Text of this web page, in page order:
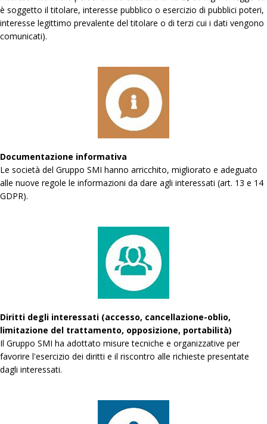
è soggetto il titolare, interesse pubblico o esercizio di pubblici poteri,
interesse legittimo prevalente del titolare o di terzi cui i dati vengono
comunicati).
Documentazione informativa
Le società del Gruppo SMI hanno arricchito, migliorato e adeguato
alle nuove regole le informazioni da dare agli interessati (art. 13 e 14
GDPR).
Diritti degli interessati (accesso, cancellazione-oblio,
limitazione del trattamento, opposizione, portabilità)
Il Gruppo SMI ha adottato misure tecniche e organizzative per
favorire l'esercizio dei diritti e il riscontro alle richieste presentate
dagli interessati.